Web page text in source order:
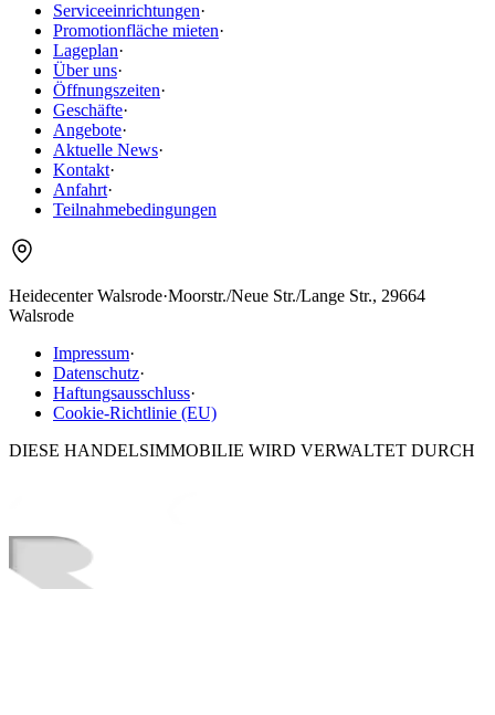
Serviceeinrichtungen·
Promotionfläche mieten·
Lageplan·
Über uns·
Öffnungszeiten·
Geschäfte·
Angebote·
Aktuelle News·
Kontakt·
Anfahrt·
Teilnahmebedingungen
Heidecenter Walsrode·Moorstr./Neue Str./Lange Str., 29664
Walsrode
Impressum·
Datenschutz·
Haftungsausschluss·
Cookie-Richtlinie (EU)
DIESE HANDELSIMMOBILIE WIRD VERWALTET DURCH